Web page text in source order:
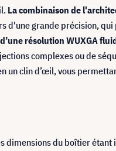
La combinaison de
d'une grande précision,
résolution WUXGA
complexes ou de
un clin d’œil, vous
dimensions du boîtier étant